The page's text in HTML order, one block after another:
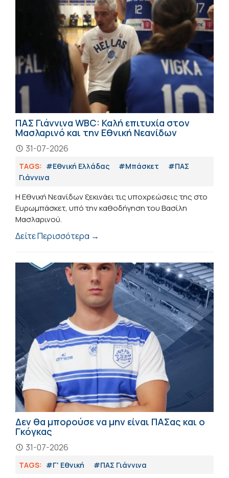
ΠΑΣ Γιάννινα WBC: Καλή επιτυχία στον
Μασλαρινό και την Εθνική Νεανίδων
31-07-2026
TAGS: #Εθνική Ελλάδας #Μπάσκετ
#ΠΑΣ
Γιάννινα
Η Εθνική Νεανίδων ξεκινάει τις υποχρεώσεις της στο
Ευρωμπάσκετ, υπό την καθοδήγηση του Βασίλη
Μασλαρινού.
Δείτε Περισσότερα →
Δεν θα μπορούσε να μην είναι ΠΑΣας και ο
Γκόγκας
31-07-2026
TAGS: #Γ' Εθνική #ΠΑΣ Γιάννινα